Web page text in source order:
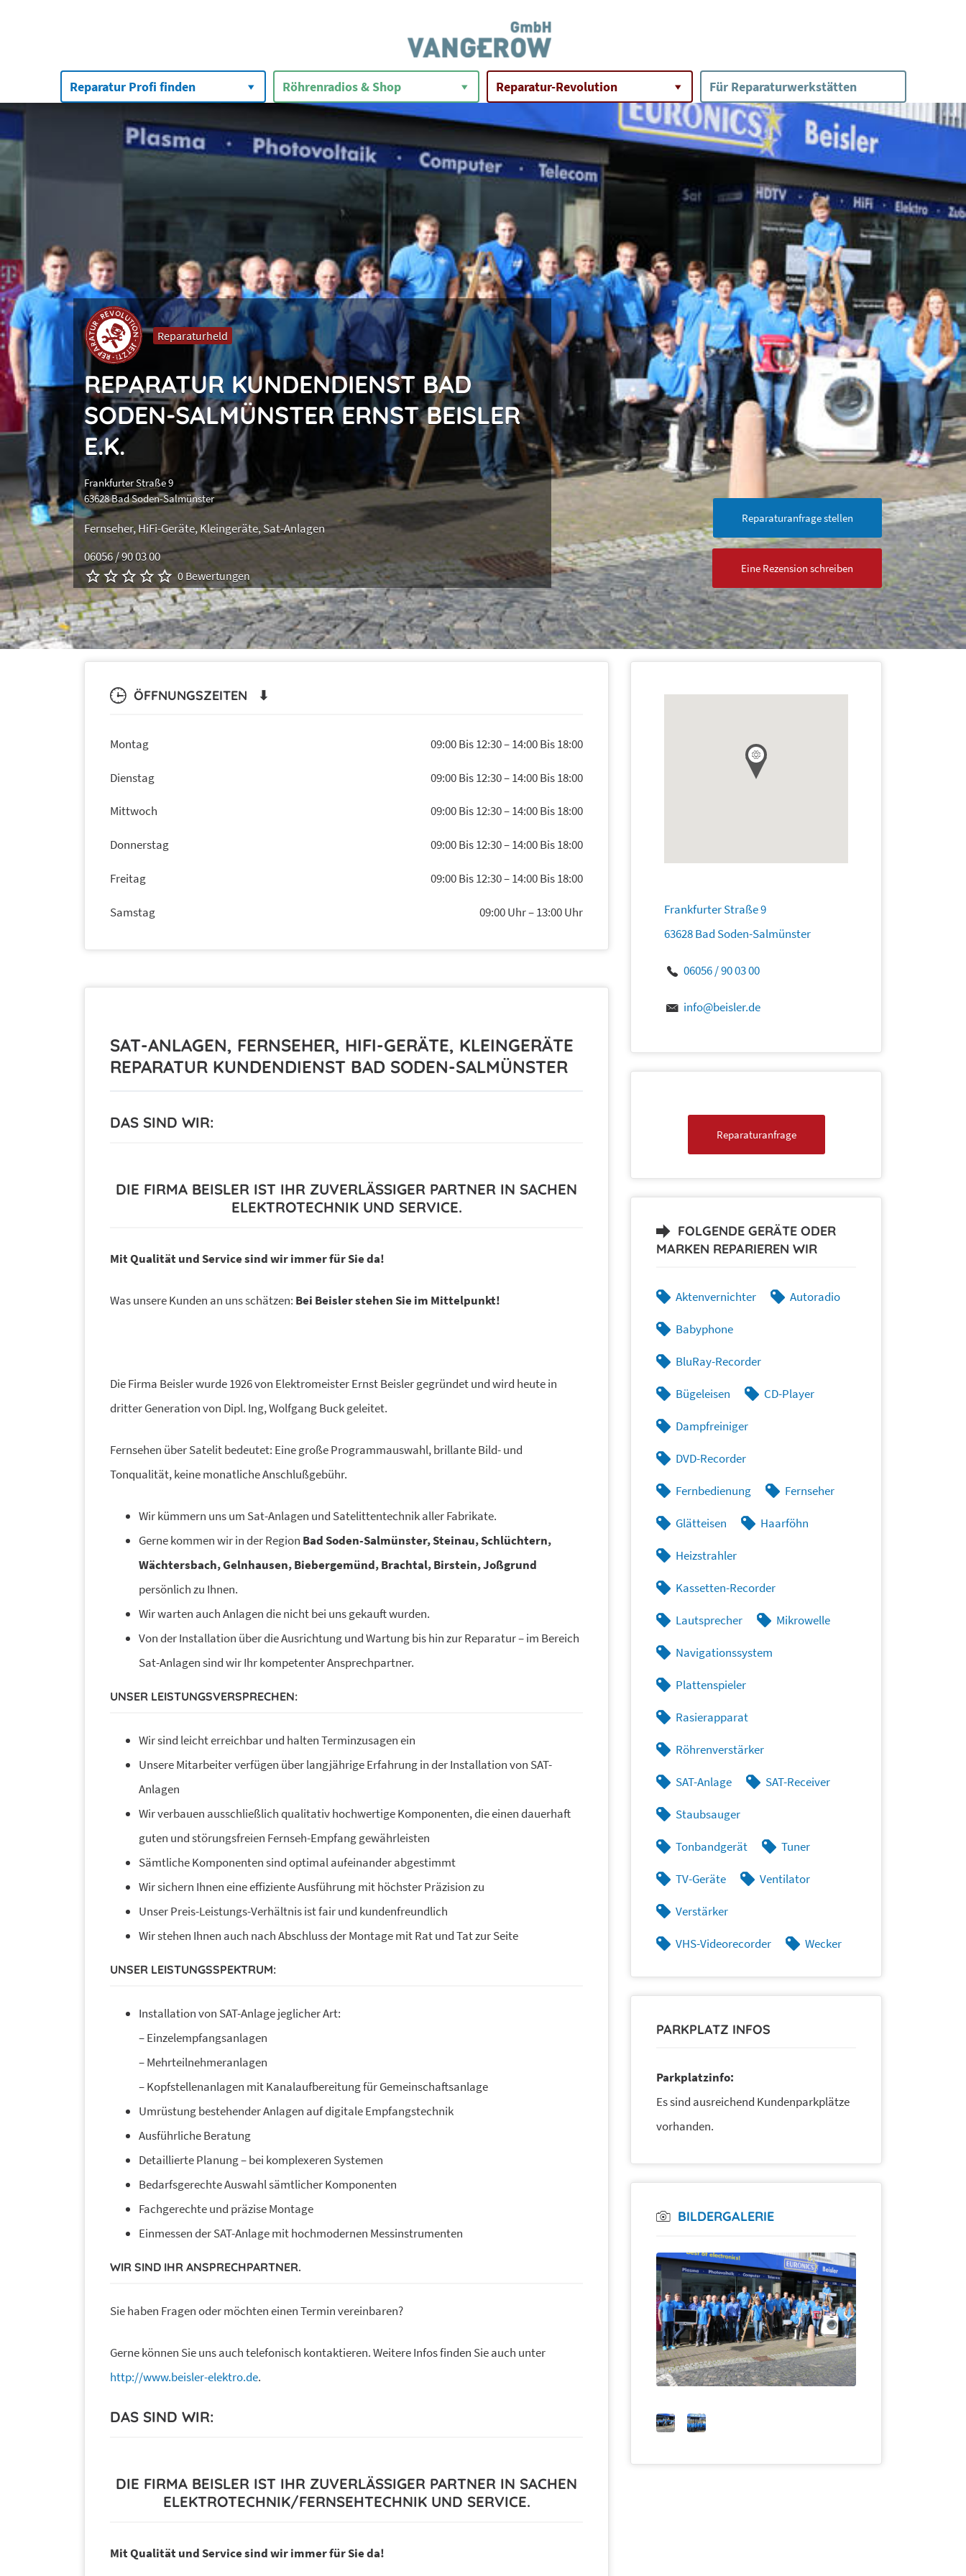
Reparatur Profi finden Röhrenradios & Shop Reparatur-Revolution Für Reparaturwerkstätten
Reparaturheld
REPARATUR KUNDENDIENST BAD
SODEN-SALMÜNSTER ERNST BEISLER
E.K.
Frankfurter Straße 9
63628 Bad Soden-Salmünster
Fernseher HiFi-Geräte Kleingeräte Sat-Anlagen
06056 / 90 03 00
0 Bewertungen
Reparaturanfrage stellen
Eine Rezension schreiben
ÖFFNUNGSZEITEN ⬇
Montag 09:00 Bis 12:30–14:00 Bis 18:00
Dienstag 09:00 Bis 12:30–14:00 Bis 18:00
Mittwoch 09:00 Bis 12:30–14:00 Bis 18:00
Donnerstag 09:00 Bis 12:30–14:00 Bis 18:00
Freitag 09:00 Bis 12:30–14:00 Bis 18:00
Samstag 09:00 Uhr–13:00 Uhr
SAT-ANLAGEN, FERNSEHER, HIFI-GERÄTE, KLEINGERÄTE
REPARATUR KUNDENDIENST BAD SODEN-SALMÜNSTER
DAS SIND WIR:
DIE FIRMA BEISLER IST IHR ZUVERLÄSSIGER PARTNER IN SACHEN
ELEKTROTECHNIK UND SERVICE.
Mit Qualität und Service sind wir immer für Sie da!
Was unsere Kunden an uns schätzen: Bei Beisler stehen Sie im Mittelpunkt!
Die Firma Beisler wurde 1926 von Elektromeister Ernst Beisler gegründet und wird heute in
dritter Generation von Dipl. Ing, Wolfgang Buck geleitet.
Fernsehen über Satelit bedeutet: Eine große Programmauswahl, brillante Bild- und
Tonqualität, keine monatliche Anschlußgebühr.
Wir kümmern uns um Sat-Anlagen und Satelittentechnik aller Fabrikate.
Gerne kommen wir in der Region Bad Soden-Salmünster,Steinau, Schlüchtern,
Wächtersbach, Gelnhausen, Biebergemünd, Brachtal, Birstein, Joßgrund
persönlich zu Ihnen.
Wir warten auch Anlagen die nicht bei uns gekauft wurden.
Von der Installation über die Ausrichtung und Wartung bis hin zur Reparatur – im Bereich
Sat-Anlagen sind wir Ihr kompetenter Ansprechpartner.
UNSER LEISTUNGSVERSPRECHEN:
Wir sind leicht erreichbar und halten Terminzusagen ein
Unsere Mitarbeiter verfügen über langjährige Erfahrung in der Installation von SAT-
Anlagen
Wir verbauen ausschließlich qualitativ hochwertige Komponenten, die einen dauerhaft
guten und störungsfreien Fernseh-Empfang gewährleisten
Sämtliche Komponenten sind optimal aufeinander abgestimmt
Wir sichern Ihnen eine effiziente Ausführung mit höchster Präzision zu
Unser Preis-Leistungs-Verhältnis ist fair und kundenfreundlich
Wir stehen Ihnen auch nach Abschluss der Montage mit Rat und Tat zur Seite
UNSER LEISTUNGSSPEKTRUM:
Installation von SAT-Anlage jeglicher Art:
– Einzelempfangsanlagen
– Mehrteilnehmeranlagen
– Kopfstellenanlagen mit Kanalaufbereitung für Gemeinschaftsanlage
Umrüstung bestehender Anlagen auf digitale Empfangstechnik
Ausführliche Beratung
Detaillierte Planung – bei komplexeren Systemen
Bedarfsgerechte Auswahl sämtlicher Komponenten
Fachgerechte und präzise Montage
Einmessen der SAT-Anlage mit hochmodernen Messinstrumenten
WIR SIND IHR ANSPRECHPARTNER.
Sie haben Fragen oder möchten einen Termin vereinbaren?
Gerne können Sie uns auch telefonisch kontaktieren. Weitere Infos finden Sie auch unter
http://www.beisler-elektro.de.
DAS SIND WIR:
DIE FIRMA BEISLER IST IHR ZUVERLÄSSIGER PARTNER IN SACHEN
ELEKTROTECHNIK/FERNSEHTECHNIK UND SERVICE.
Mit Qualität und Service sind wir immer für Sie da!
Frankfurter Straße 9
63628 Bad Soden-Salmünster
06056 / 90 03 00
info@beisler.de
Reparaturanfrage
FOLGENDE GERÄTE ODER
MARKEN REPARIEREN WIR
Aktenvernichter Autoradio
Babyphone
BluRay-Recorder
Bügeleisen CD-Player
Dampfreiniger
DVD-Recorder
Fernbedienung Fernseher
Glätteisen Haarföhn
Heizstrahler
Kassetten-Recorder
Lautsprecher Mikrowelle
Navigationssystem
Plattenspieler
Rasierapparat
Röhrenverstärker
SAT-Anlage SAT-Receiver
Staubsauger
Tonbandgerät Tuner
TV-Geräte Ventilator
Verstärker
VHS-Videorecorder Wecker
PARKPLATZ INFOS
Parkplatzinfo:
Es sind ausreichend Kundenparkplätze
vorhanden.
BILDERGALERIE